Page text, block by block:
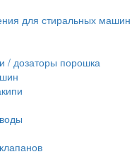
для стиральных машин
/ дозаторы порошка